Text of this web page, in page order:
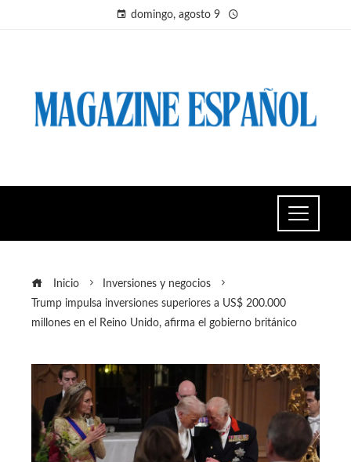
domingo, agosto 9
Inicio
Inversiones y negocios
Trump impulsa inversiones superiores a US$ 200.000
millones en el Reino Unido, afirma el gobierno británico